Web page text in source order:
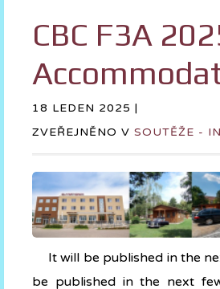
CBC F3A
18 LEDEN 2025 |
ZVEŘEJNĚNO V SOUTĚŽE -
It will be published in the
be published in the next